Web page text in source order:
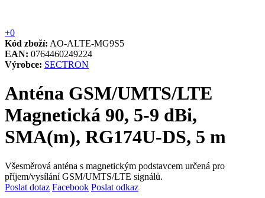
+0
Kód zboží: AO-ALTE-MG9S5
EAN: 0764460249224
Výrobce: SECTRON
Anténa GSM/UMTS/LTE
Magnetická 90, 5-9 dBi,
SMA(m), RG174U-DS, 5 m
Všesměrová anténa s magnetickým podstavcem určená pro
příjem/vysílání GSM/UMTS/LTE signálů.
Poslat dotaz Facebook Poslat odkaz